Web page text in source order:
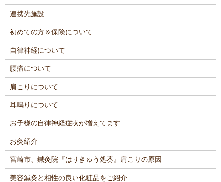
連携先施設
初めての方＆保険について
自律神経について
腰痛について
肩こりについて
耳鳴りについて
お子様の自律神経症状が増えてます
お灸紹介
宮崎市、鍼灸院『はりきゅう処葵』肩こりの原因
美容鍼灸と相性の良い化粧品をご紹介